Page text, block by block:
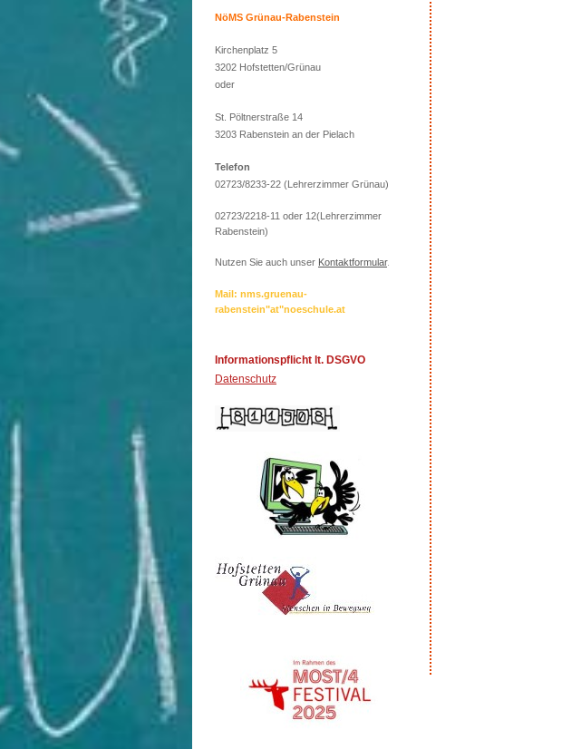
NöMS Grünau-Rabenstein
Kirchenplatz 5
3202 Hofstetten/Grünau
oder
St. Pöltnerstraße 14
3203 Rabenstein an der Pielach
Telefon
02723/8233-22 (Lehrerzimmer Grünau)
02723/2218-11 oder 12(Lehrerzimmer
Rabenstein)
Nutzen Sie auch unser Kontaktformular.
Mail: nms.gruenau-
rabenstein"at"noeschule.at
Informationspflicht lt. DSGVO
Datenschutz